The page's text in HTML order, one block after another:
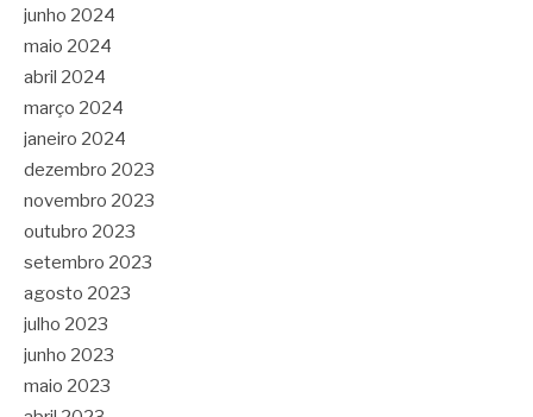
junho 2024
maio 2024
abril 2024
março 2024
janeiro 2024
dezembro 2023
novembro 2023
outubro 2023
setembro 2023
agosto 2023
julho 2023
junho 2023
maio 2023